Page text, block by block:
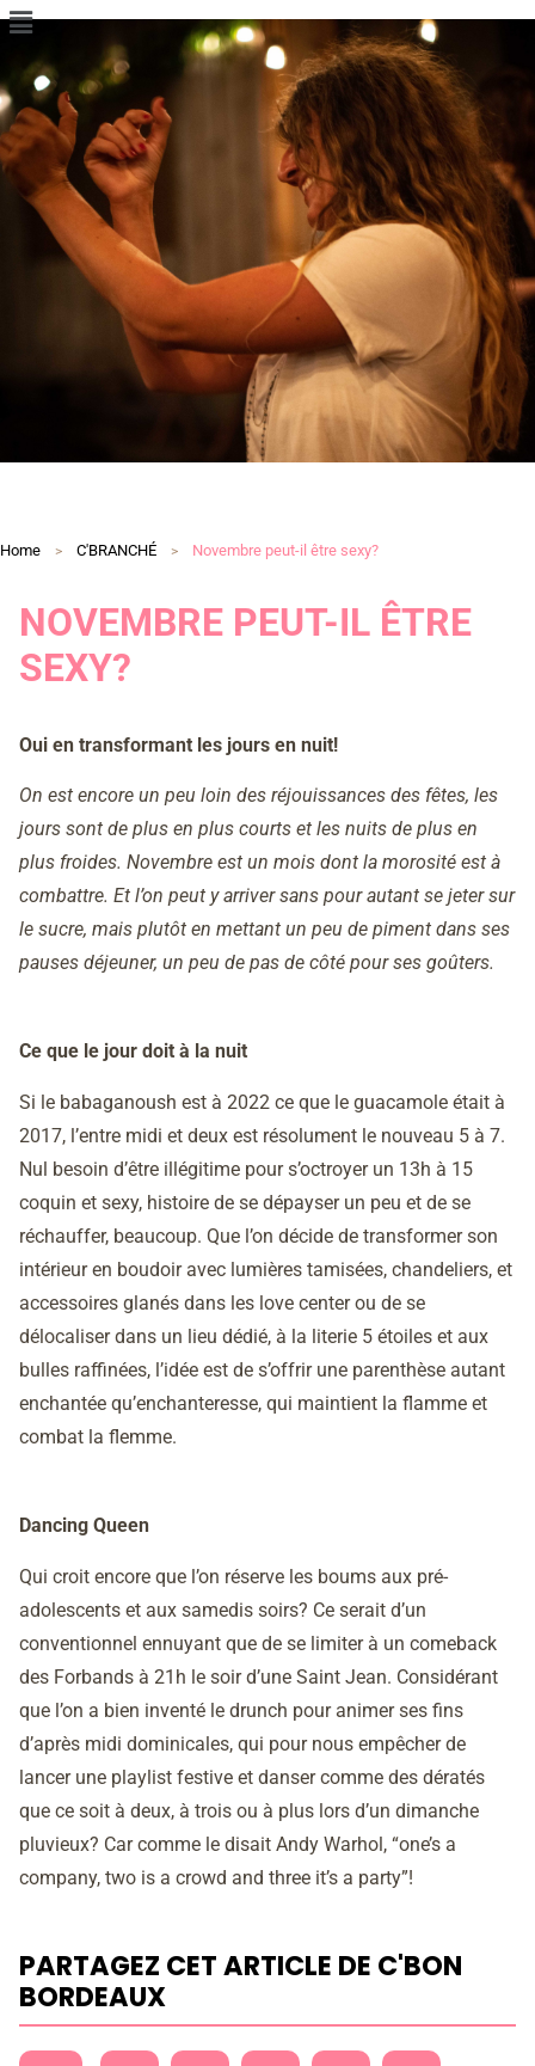
Home C'BRANCHÉ Novembre peut-il être sexy?
NOVEMBRE PEUT-IL ÊTRE
SEXY?
Oui en transformant les jours en nuit!
On est encore un peu loin des réjouissances des fêtes, les
jours sont de plus en plus courts et les nuits de plus en
plus froides. Novembre est un mois dont la morosité est à
combattre. Et l’on peut y arriver sans pour autant se jeter sur
le sucre, mais plutôt en mettant un peu de piment dans ses
pauses déjeuner, un peu de pas de côté pour ses goûters.
Ce que le jour doit à la nuit
Si le babaganoush est à 2022 ce que le guacamole était à
2017, l’entre midi et deux est résolument le nouveau 5 à 7.
Nul besoin d’être illégitime pour s’octroyer un 13h à 15
coquin et sexy, histoire de se dépayser un peu et de se
réchauffer, beaucoup. Que l’on décide de transformer son
intérieur en boudoir avec lumières tamisées, chandeliers, et
accessoires glanés dans les love center ou de se
délocaliser dans un lieu dédié, à la literie 5 étoiles et aux
bulles raffinées, l’idée est de s’offrir une parenthèse autant
enchantée qu’enchanteresse, qui maintient la flamme et
combat la flemme.
Dancing Queen
Qui croit encore que l’on réserve les boums aux pré-
adolescents et aux samedis soirs? Ce serait d’un
conventionnel ennuyant que de se limiter à un comeback
des Forbands à 21h le soir d’une Saint Jean. Considérant
que l’on a bien inventé le drunch pour animer ses fins
d’après midi dominicales, qui pour nous empêcher de
lancer une playlist festive et danser comme des dératés
que ce soit à deux, à trois ou à plus lors d’un dimanche
pluvieux? Car comme le disait Andy Warhol, “one’s a
company, two is a crowd and three it’s a party”!
PARTAGEZ CET ARTICLE DE C'BON
BORDEAUX